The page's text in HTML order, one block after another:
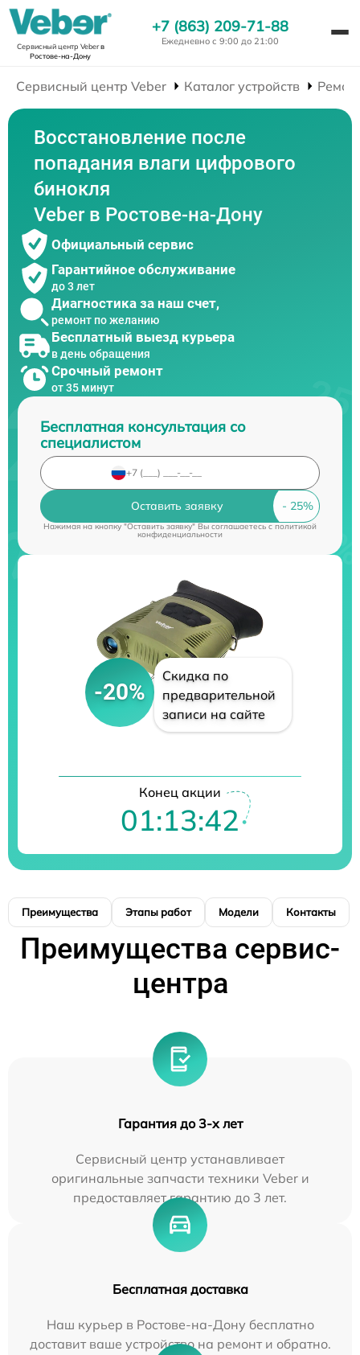
Сервисный центр Veberв
Ростове-на-Дону
+7 (863) 209-71-88
Ежедневно с 9:00 до 21:00
Сервисный центр Veber Каталог устройств
Восстановление после
попадания влаги цифрового
бинокля
Veber в Ростове-на-Дону
Официальный сервис
Гарантийное обслуживание
до 3 лет
Диагностика за наш счет,
ремонт по желанию
Бесплатный выезд курьера
в день обращения
Срочный ремонт
от 35 минут
Бесплатная консультация со
специалистом
Оставить заявку
Нажимая на кнопку "Оставить заявку" Вы соглашаетесь cполитикой
конфиденциальности
-20%
Скидка по
предварительной
записи на сайте
Конец акции
01:13:41
Преимущества Этапы работ Модели Контакты
Преимущества сервис-
центра
Гарантия до 3-х лет
Сервисный центр устанавливает
оригинальные запчасти техники Veber и
предоставляет гарантию до 3 лет.
Бесплатная доставка
Наш курьер в Ростове-на-Дону бесплатно
доставит ваше устройство на ремонт и обратно.